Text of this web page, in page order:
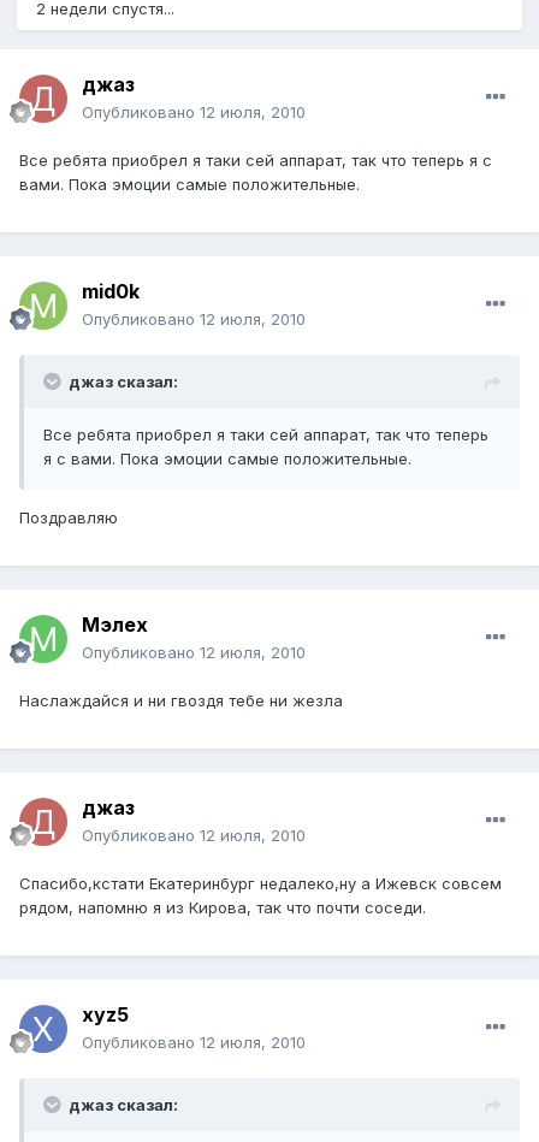
2 недели спустя...
джаз
Опубликовано 12 июля, 2010
Все ребята приобрел я таки сей аппарат, так что теперь я с
вами. Пока эмоции самые положительные.
mid0k
Опубликовано 12 июля, 2010
джаз сказал:
Все ребята приобрел я таки сей аппарат, так что теперь
я с вами. Пока эмоции самые положительные.
Поздравляю
Мэлех
Опубликовано 12 июля, 2010
Наслаждайся и ни гвоздя тебе ни жезла
джаз
Опубликовано 12 июля, 2010
Спасибо,кстати Екатеринбург недалеко,ну а Ижевск совсем
рядом, напомню я из Кирова, так что почти соседи.
xyz5
Опубликовано 12 июля, 2010
джаз сказал: